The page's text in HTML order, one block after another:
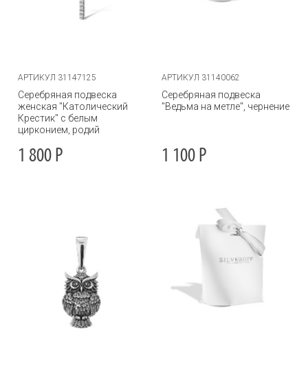
АРТИКУЛ 31147125
Серебряная подвеска
женская "Католический
Крестик" с белым
цирконием, родий
1 800 Р
АРТИКУЛ 31140062
Серебряная подвеска
"Ведьма на метле", чернение
1 100 Р